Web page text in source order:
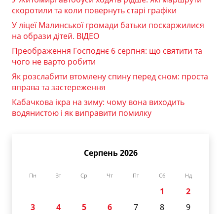
скоротили та коли повернуть старі графіки
У ліцеї Малинської громади батьки поскаржилися
на образи дітей. ВІДЕО
Преображення Господнє 6 серпня: що святити та
чого не варто робити
Як розслабити втомлену спину перед сном: проста
вправа та застереження
Кабачкова ікра на зиму: чому вона виходить
водянистою і як виправити помилку
Серпень 2026
Пн Вт Ср Чт Пт Сб Нд
1
2
3
4 5 6 7 8
9